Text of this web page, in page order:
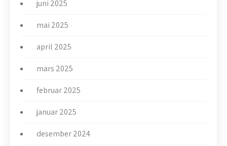
juni 2025
mai 2025
april 2025
mars 2025
februar 2025
januar 2025
desember 2024